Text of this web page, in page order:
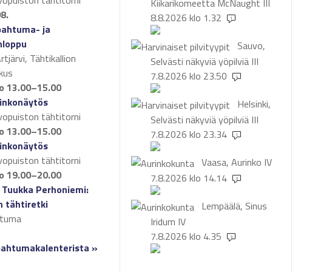
ja
Tähtikallion
13.00–15.00
tähtitorni
13.00–15.00
tähtitorni
19.00–20.00
Tuukka Perhoniemi:
tähtiretki
»
8.8.2026 klo 1.32
1
Sauvo,
Selvästi näkyviä yöpilviä III
7.8.2026 klo 23.50
4
Helsinki,
Selvästi näkyviä yöpilviä III
7.8.2026 klo 23.34
1
Vaasa, Aurinko IV
7.8.2026 klo 14.14
3
Lempäälä, Sinus
Iridum IV
7.8.2026 klo 4.35
3